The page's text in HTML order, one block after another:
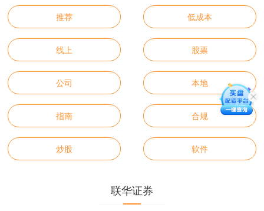
推荐 低成本
线上 股票
公司 本地
指南 合规
炒股 软件
联华证券